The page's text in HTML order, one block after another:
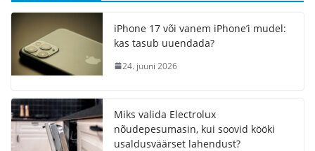
iPhone 17 või vanem iPhone’i mudel:
kas tasub uuendada?
24. juuni 2026
Miks valida Electrolux
nõudepesumasin, kui soovid kööki
usaldusväärset lahendust?